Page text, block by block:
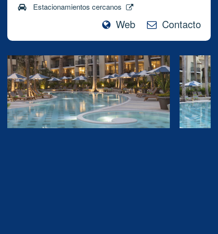
Estacionamientos cercanos
Web Contacto